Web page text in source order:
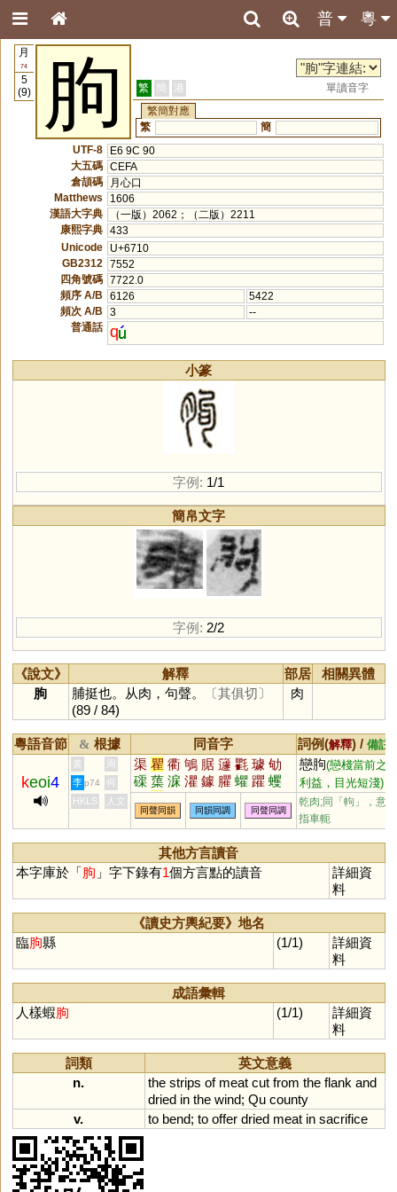
粵
普
月
74
5
(9)
朐 繁 簡 港
單讀音字
繁簡對應
繁
簡
UTF-8
E6 9C 90
大五碼 CEFA
倉頡碼
月心口
Matthews
1606
漢語大字典
（一版）2062；（二版）2211
康熙字典 433
Unicode
U+6710
GB2312
7552
四角號碼 7722.0
頻序 A/B
6126
5422
頻次 A/B
3
--
普通話 q
小篆
字例: 1/1
簡帛文字
字例: 2/2
《說文》 解釋 部居
相關異體
朐
脯挺也。从肉，句聲。
〔其俱切〕
(89 / 84)
肉
粵語音節 & 根據 同音字 詞例(解釋) / 備註
keoi4
黃 周 渠 瞿 衢 鴝 腒 籧 氍 璩 劬
磲 蕖 淭 灈 鐻 臞 蠷 躣 蠼
欋 痀 蘧 匷 菃 葋 翑 翵 蚼
螶 軥 鼩 斪 胊 絇 蟝 豦 懅
戀胊(戀棧當前之
利益，目光短淺)
李 p74
何
HKLS
人文
同聲同韻 同韻同調 同聲同調
乾肉;同「軥 」，意
指車軛
其他方言讀音
本字庫於「朐 」字下錄有1個方言點的讀音
詳細資
料
《讀史方輿紀要》地名
臨朐縣 (1/1)
詳細資
料
成語彙輯
人樣蝦朐 (1/1)
詳細資
料
詞類
英文意義
n.
the strips of meat cut from the flank and
dried in the wind; Qu county
v.
to bend; to offer dried meat in sacrifice